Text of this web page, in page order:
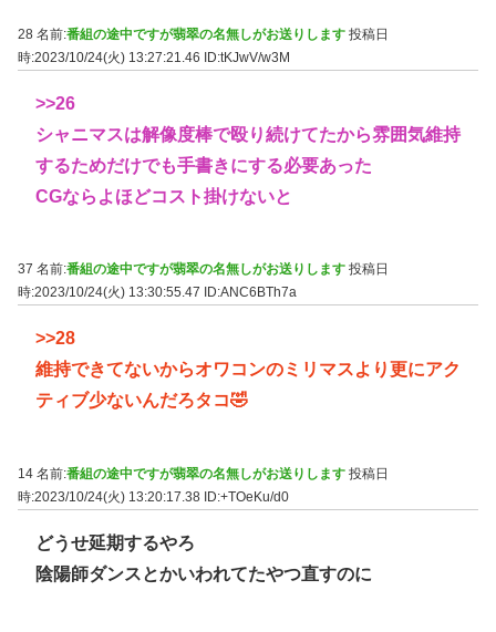
28 名前:番組の途中ですが翡翠の名無しがお送りします 投稿日
時:2023/10/24(火) 13:27:21.46 ID:tKJwV/w3M
>>26
シャニマスは解像度棒で殴り続けてたから雰囲気維持
するためだけでも手書きにする必要あった
CGならよほどコスト掛けないと
37 名前:番組の途中ですが翡翠の名無しがお送りします 投稿日
時:2023/10/24(火) 13:30:55.47
ID:ANC6BTh7a
>>28
維持できてないからオワコンのミリマスより更にアク
ティブ少ないんだろタコ🤣
14 名前:番組の途中ですが翡翠の名無しがお送りします 投稿日
時:2023/10/24(火) 13:20:17.38 ID:+TOeKu/d0
どうせ延期するやろ
陰陽師ダンスとかいわれてたやつ直すのに